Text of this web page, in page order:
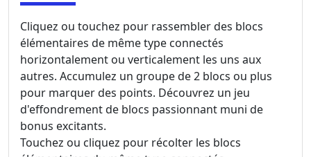
Cliquez ou touchez pour rassembler des blocs
élémentaires de même type connectés
horizontalement ou verticalement les uns aux
autres. Accumulez un groupe de 2 blocs ou plus
pour marquer des points. Découvrez un jeu
d'effondrement de blocs passionnant muni de
bonus excitants.
Touchez ou cliquez pour récolter les blocs